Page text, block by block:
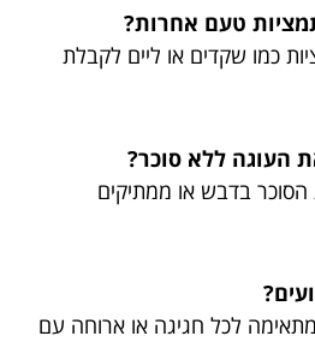
טעם אחרות?
כמו שקדים או ליים לקבלת
העוגה ללא סוכר?
בדבש או ממתיקים
מתאימה לכל חגיגה או ארוחה עם